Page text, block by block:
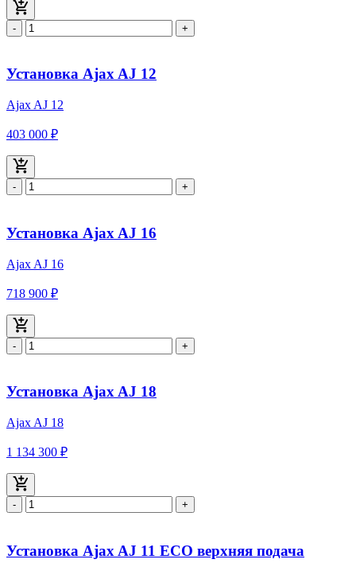
- +
Установка Ajax AJ 12
Ajax AJ 12
403 000 ₽
- +
Установка Ajax AJ 16
Ajax AJ 16
718 900 ₽
- +
Установка Ajax AJ 18
Ajax AJ 18
1 134 300 ₽
- +
Установка Ajax AJ 11 ECO верхняя подача